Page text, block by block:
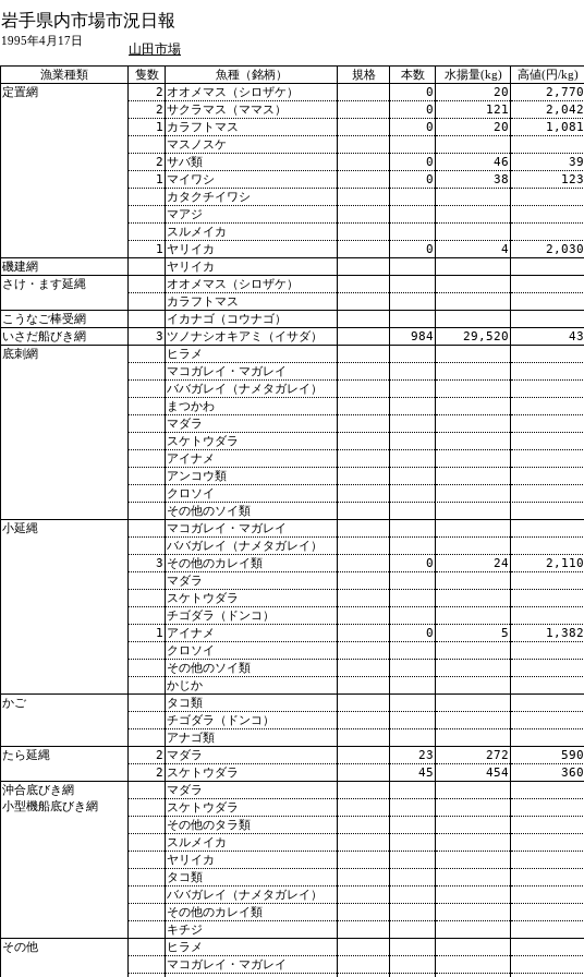
岩手県内市場市況日報
1995年4月17日
山田市場
漁業種類
隻数 魚種（銘柄） 規格 本数 水揚量(kg) 高値(円/kg)
定置網
2 オオメマス（シロザケ） 0 20 2,770
2 サクラマス（ママス） 0 121 2,042
1 カラフトマス 0 20 1,081
マスノスケ
2 サバ類 0 46 39
1 マイワシ 0 38 123
カタクチイワシ
マアジ
スルメイカ
1 ヤリイカ 0 4 2,030
磯建網 ヤリイカ
さけ・ます延縄
オオメマス（シロザケ）
カラフトマス
こうなご棒受網 イカナゴ（コウナゴ）
いさだ船びき網 3 ツノナシオキアミ（イサダ） 984 29,520 43
底刺網
ヒラメ
マコガレイ・マガレイ
ババガレイ（ナメタガレイ）
まつかわ
マダラ
スケトウダラ
アイナメ
アンコウ類
クロソイ
その他のソイ類
小延縄
マコガレイ・マガレイ
ババガレイ（ナメタガレイ）
3 その他のカレイ類 0 24 2,110
マダラ
スケトウダラ
チゴダラ（ドンコ）
1 アイナメ 0 5 1,382
クロソイ
その他のソイ類
かじか
かご
タコ類
チゴダラ（ドンコ）
アナゴ類
たら延縄 2 マダラ 23 272 590
2 スケトウダラ 45 454 360
沖合底びき網 マダラ
小型機船底びき網
スケトウダラ
その他のタラ類
スルメイカ
ヤリイカ
タコ類
ババガレイ（ナメタガレイ）
その他のカレイ類
キチジ
その他
ヒラメ
マコガレイ・マガレイ